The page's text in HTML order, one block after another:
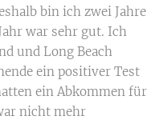
bin ich zwei Jahre
war sehr gut. Ich
und Long Beach
ein positiver Test
ein Abkommen für
nicht mehr